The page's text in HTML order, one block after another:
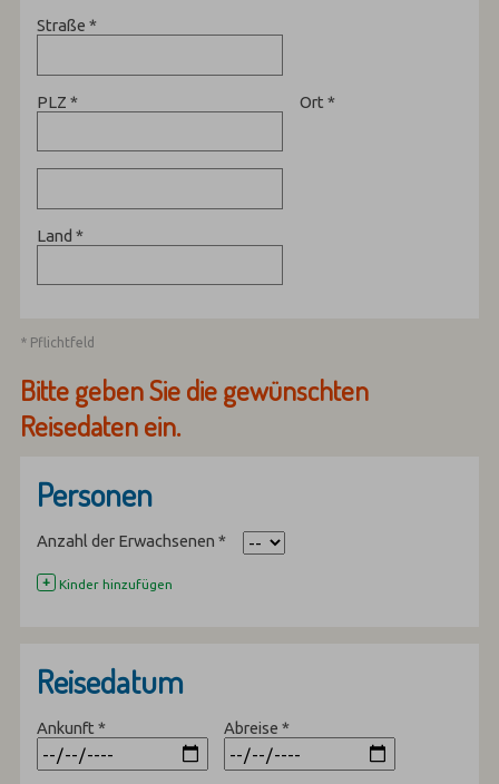
Straße*
PLZ* Ort *
Land*
* Pflichtfeld
Bitte geben Sie die gewünschten
Reisedaten ein.
Personen
Anzahl der Erwachsenen*
+ Kinder hinzufügen
Reisedatum
Ankunft* Abreise*